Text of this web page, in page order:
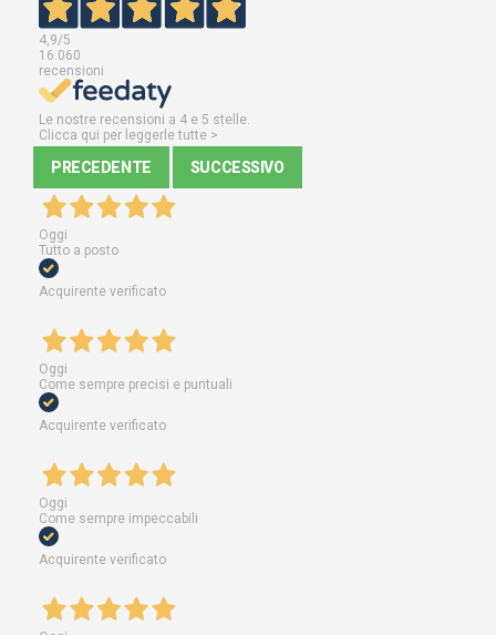
4,9/5
16.060
recensioni
Le nostre recensioni a 4 e 5 stelle.
Clicca qui per leggerle tutte >
PRECEDENTE SUCCESSIVO
Oggi
Tutto a posto
Acquirente verificato
Oggi
Come sempre precisi e puntuali
Acquirente verificato
Oggi
Come sempre impeccabili
Acquirente verificato